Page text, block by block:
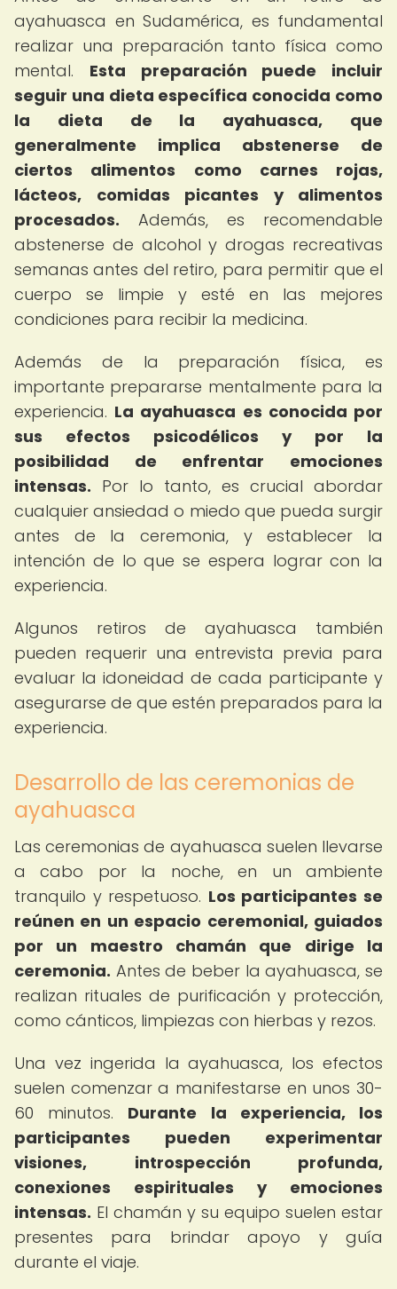
ayahuasca en Sudamérica, es fundamental
realizar una preparación tanto física como
mental. Esta preparación puede incluir
seguir una dieta específica conocida como
la dieta de la ayahuasca, que
generalmente implica abstenerse de
ciertos alimentos como carnes rojas,
lácteos, comidas picantes y alimentos
procesados. Además, es recomendable
abstenerse de alcohol y drogas recreativas
semanas antes del retiro, para permitir que el
cuerpo se limpie y esté en las mejores
condiciones para recibir la medicina.
Además de la preparación física, es
importante prepararse mentalmente para la
experiencia. La ayahuasca es conocida por
sus efectos psicodélicos y por la
posibilidad de enfrentar emociones
intensas. Por lo tanto, es crucial abordar
cualquier ansiedad o miedo que pueda surgir
antes de la ceremonia, y establecer la
intención de lo que se espera lograr con la
experiencia.
Algunos retiros de ayahuasca también
pueden requerir una entrevista previa para
evaluar la idoneidad de cada participante y
asegurarse de que estén preparados para la
experiencia.
Desarrollo de las ceremonias de
ayahuasca
Las ceremonias de ayahuasca suelen llevarse
a cabo por la noche, en un ambiente
tranquilo y respetuoso. Los participantes se
reúnen en un espacio ceremonial, guiados
por un maestro chamán que dirige la
ceremonia. Antes de beber la ayahuasca, se
realizan rituales de purificación y protección,
como cánticos, limpiezas con hierbas y rezos.
Una vez ingerida la ayahuasca, los efectos
suelen comenzar a manifestarse en unos 30-
60 minutos. Durante la experiencia, los
participantes pueden experimentar
visiones, introspección profunda,
conexiones espirituales y emociones
intensas. El chamán y su equipo suelen estar
presentes para brindar apoyo y guía
durante el viaje.